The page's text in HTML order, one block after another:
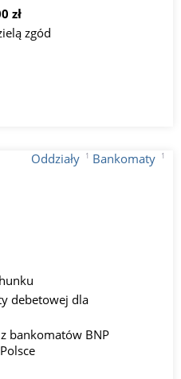
zł
zgód
Oddziały 1 Bankomaty 1
debetowej dla
bankomatów BNP